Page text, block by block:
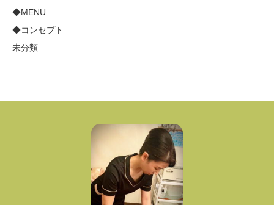
◆MENU
◆コンセプト
未分類